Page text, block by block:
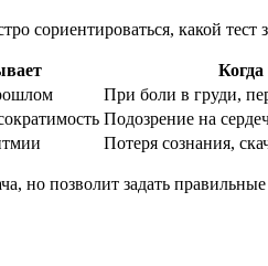
сориентироваться, какой тест
При боли в груди,
Подозрение на
Потеря сознания,
но позволит задать